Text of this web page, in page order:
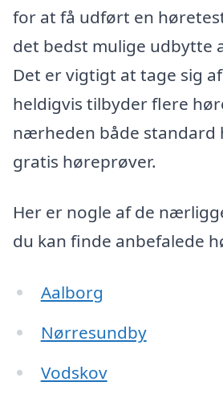
for at få udført en
det bedst mulige udbytte
Det er vigtigt at tage sig
heldigvis tilbyder flere
nærheden både standard
gratis høreprøver.
Her er nogle af de
du kan finde anbefalede
Aalborg
Nørresundby
Vodskov